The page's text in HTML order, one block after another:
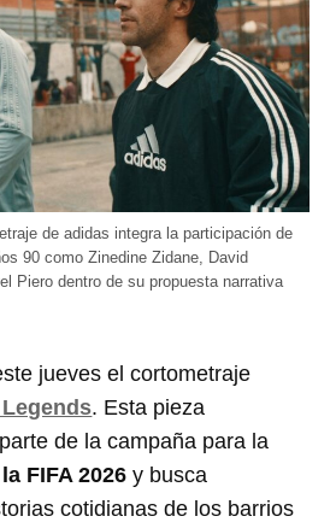
de adidas integra la participación de
90 como Zinedine Zidane, David
Piero dentro de su propuesta narrativa
jueves el cortometraje
. Esta pieza
de la campaña para la
FIFA 2026 y busca
cotidianas de los barrios